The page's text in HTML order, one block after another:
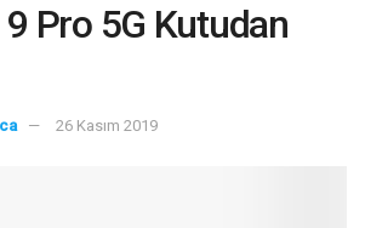
Pro 5G Kutudan
26 Kasım 2019